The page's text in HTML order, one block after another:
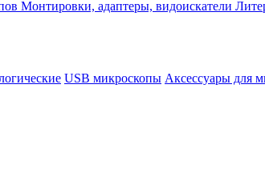
Монтировки, адаптеры, видоискатели
USB микроскопы Аксессуары для